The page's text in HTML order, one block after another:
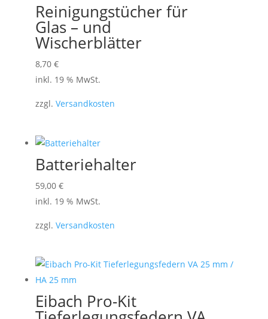
Reinigungstücher für
Glas – und
Wischerblätter
8,70 €
inkl. 19 % MwSt.
zzgl. Versandkosten
Batteriehalter
59,00 €
inkl. 19 % MwSt.
zzgl. Versandkosten
Eibach Pro-Kit